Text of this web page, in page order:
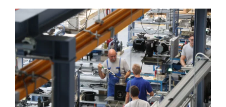
View
Larger
Image